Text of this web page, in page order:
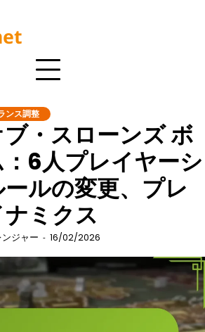
ンス調整
・スローンズ ボ
6人プレイヤーシ
ルの変更、プレ
ミクス
ジャー 16/02/2026